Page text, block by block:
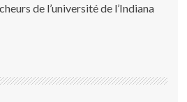
de l’université de l’Indiana